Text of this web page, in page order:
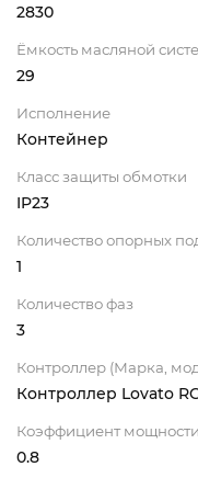
2830
Ёмкость масляной
29
Исполнение
Контейнер
Класс защиты обмотки
IP23
Количество опорных
1
Количество фаз
3
Контроллер (Марка,
Контроллер Lovato
Коэффициент мощности
0.8